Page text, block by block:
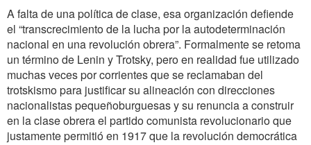
A falta de una política de clase, esa organización defiende
el “transcrecimiento de la lucha por la autodeterminación
nacional en una revolución obrera”. Formalmente se retoma
un término de Lenin y Trotsky, pero en realidad fue utilizado
muchas veces por corrientes que se reclamaban del
trotskismo para justificar su alineación con direcciones
nacionalistas pequeñoburguesas y su renuncia a construir
en la clase obrera el partido comunista revolucionario que
justamente permitió en 1917 que la revolución democrática